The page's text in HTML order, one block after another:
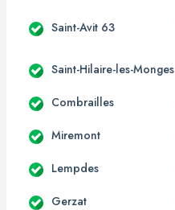
Saint-Avit 63
Saint-Hilaire-les-Monges
Combrailles
Miremont
Lempdes
Gerzat